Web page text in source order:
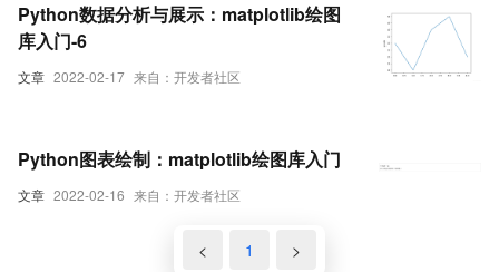
文章 2022-02-17 来自：开发者社区
Python数据分析与展示：matplotlib绘图
库入门-6
文章 2022-02-16 来自：开发者社区
Python图表绘制：matplotlib绘图库入门
< 1 >